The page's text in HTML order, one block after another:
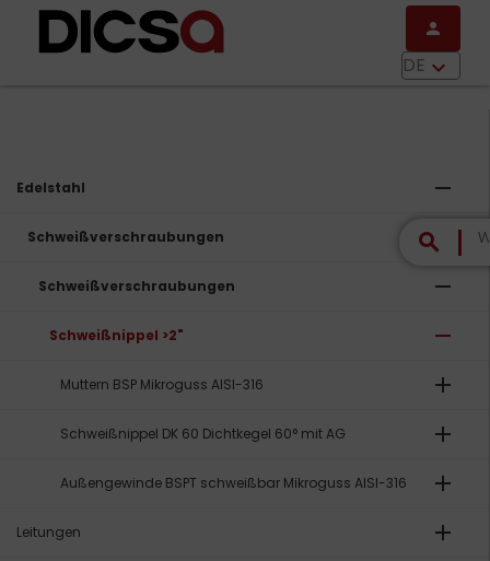
person
DE keyboard_arrow_down
search
Edelstahl remove
Schweißverschraubungen remove
Schweißverschraubungen remove
Schweißnippel >2" remove
Muttern BSP Mikroguss AISI-316 add
Schweißnippel DK 60 Dichtkegel 60° mit AG add
Außengewinde BSPT schweißbar Mikroguss AISI-316 add
Leitungen add